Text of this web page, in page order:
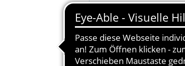
Richter:
Teilnahmeberechtigung: